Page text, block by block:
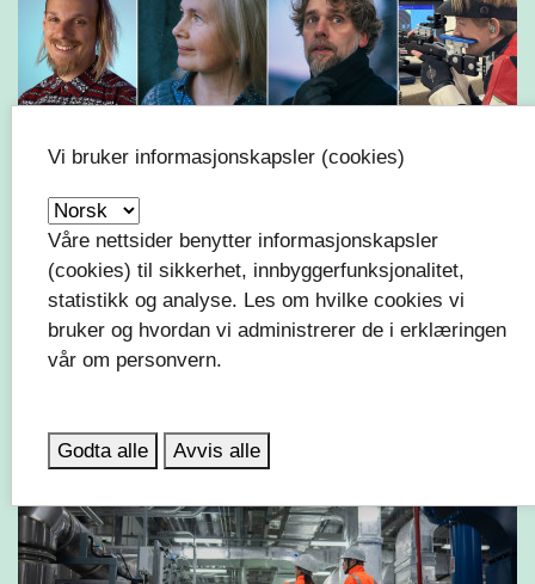
Vestfold fylkeskommune deler ut
stipend til kunstnere og
toppidrettsutøvere
Vi bruker informasjonskapsler (cookies)
Våre nettsider benytter informasjonskapsler
(cookies) til sikkerhet, innbyggerfunksjonalitet,
statistikk og analyse. Les om hvilke cookies vi
bruker og hvordan vi administrerer de i erklæringen
vår om personvern.
Godta alle Avvis alle